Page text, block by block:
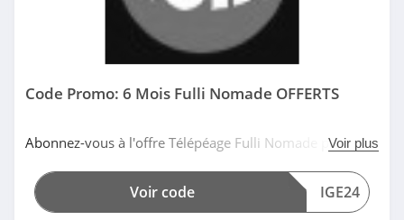
Code Promo: 6 Mois Fulli Nomade OFFERTS
Abonnez-vous à l'offre Télépéage Fulli Nomade pour
gestion France offerts avec ce code promo Fulli. Date
limitée!
Voir plus
IGE24
Voir code